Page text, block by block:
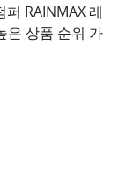
RAINMAX 레
은 상품 순위 가